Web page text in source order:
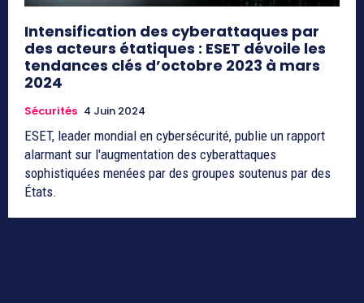
Intensification des cyberattaques par
des acteurs étatiques : ESET dévoile les
tendances clés d’octobre 2023 à mars
2024
Sécurités 4 Juin 2024
ESET, leader mondial en cybersécurité, publie un rapport
alarmant sur l'augmentation des cyberattaques
sophistiquées menées par des groupes soutenus par des
États.